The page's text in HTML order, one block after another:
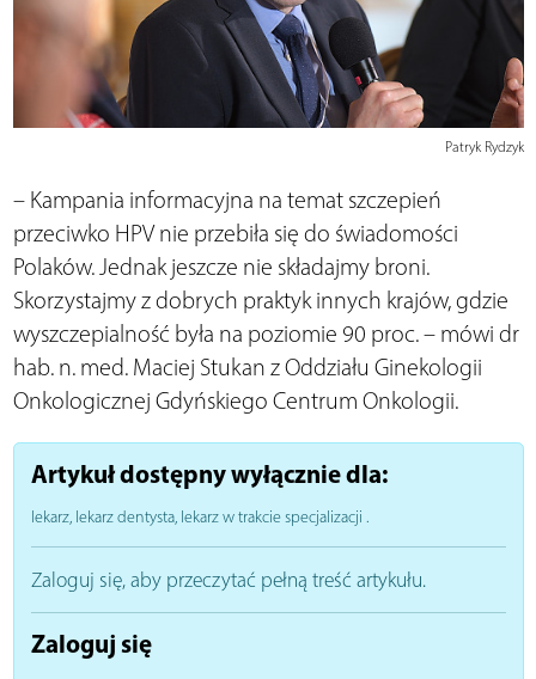
Patryk Rydzyk
– Kampania informacyjna na temat szczepień
przeciwko HPV nie przebiła się do świadomości
Polaków. Jednak jeszcze nie składajmy broni.
Skorzystajmy z dobrych praktyk innych krajów, gdzie
wyszczepialność była na poziomie 90 proc. – mówi dr
hab. n. med. Maciej Stukan z Oddziału Ginekologii
Onkologicznej Gdyńskiego Centrum Onkologii.
Artykuł dostępny wyłącznie dla:
lekarz, lekarz dentysta, lekarz w trakcie specjalizacji .
Zaloguj się, aby przeczytać pełną treść artykułu.
Zaloguj się